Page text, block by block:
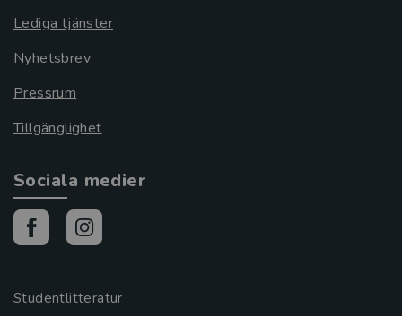
Lediga tjänster
Nyhetsbrev
Pressrum
Tillgänglighet
Sociala medier
Studentlitteratur